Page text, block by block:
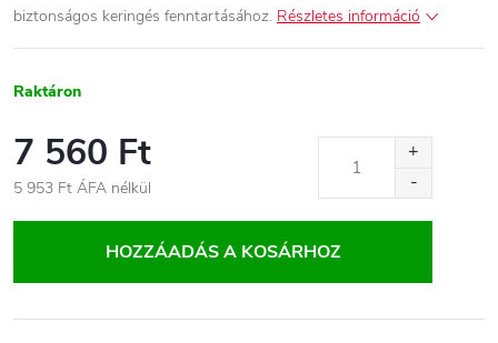
biztonságos keringés fenntartásához. Részletes információ
Raktáron
7 560 Ft
5 953 Ft ÁFA nélkül
HOZZÁADÁS A KOSÁRHOZ